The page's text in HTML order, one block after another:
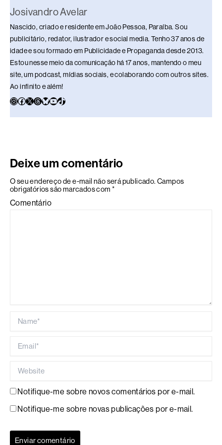
Josivandro Avelar
Nascido, criado e residente em João Pessoa, Paraíba. Sou
publicitário, redator, ilustrador e social media. Tenho 37 anos de
idade e sou formado em Publicidade e Propaganda desde 2013.
Estou nesse meio da comunicação há 17 anos, mantendo o meu
site, um podcast, mídias sociais, e colaborando com outros sites.
Ao infinito e além!
Deixe um comentário
O seu endereço de e-mail não será publicado. Campos
obrigatórios são marcados com *
Comentário
Notifique-me sobre novos comentários por e-mail.
Notifique-me sobre novas publicações por e-mail.